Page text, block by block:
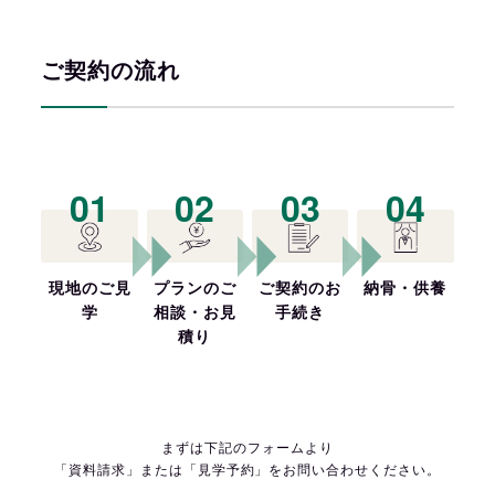
ご契約の流れ
01
現地のご見
学
02
プランのご
相談・お見
積り
03
ご契約のお
手続き
04
納骨・供養
まずは下記のフォームより
「資料請求」または「見学予約」を お問い合わせください。